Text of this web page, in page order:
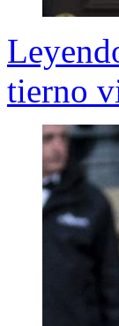
tierno